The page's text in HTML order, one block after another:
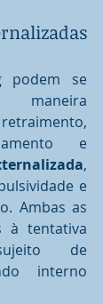
podem se
e
,
e
Ambas as
à tentativa
de
interno